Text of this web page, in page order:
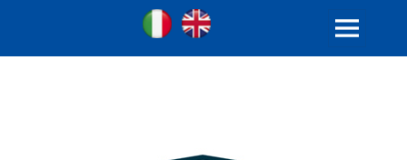
Ville Gentilizie Lombarde
Ita
MENU